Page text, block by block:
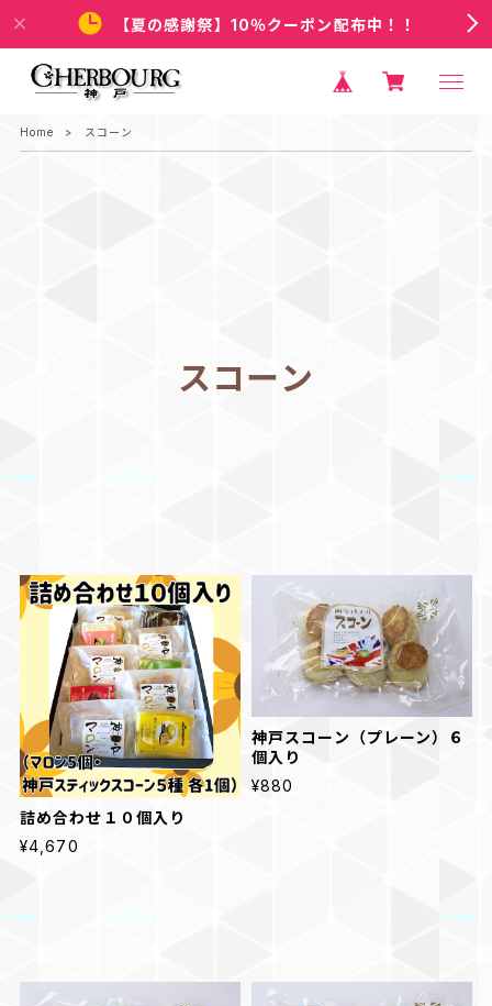
【夏の感謝祭】10％クーポン配布中！！
Home スコーン
スコーン
詰め合わせ１０個入り
¥4,670
神戸スコーン（プレーン）６
個入り
¥880